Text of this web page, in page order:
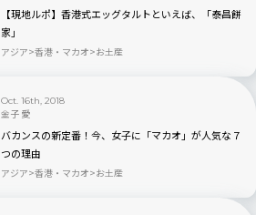
【現地ルポ】香港式エッグタルトといえば、「泰昌餅
家」
アジア 香港・マカオ お土産
Oct. 16th, 2018
金子 愛
バカンスの新定番！今、女子に「マカオ」が人気な７
つの理由
アジア 香港・マカオ お土産